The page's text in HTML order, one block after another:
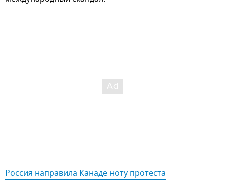
Россия направила Канаде ноту протеста